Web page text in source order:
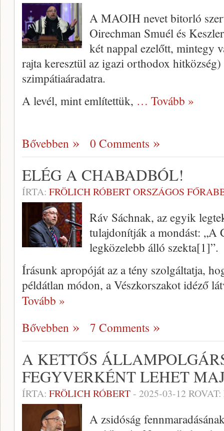
A MAOIH nevet bitorló
Oirechman Smuél és
két nappal ezelőtt, mintegy
rajta keresztül az igazi orthodox
szimpátiaáradatra.
A levél, mint említettük, … Tovább »
Bővebben 0 Comments
ELÉG A CHABADBÓL!
ÍRTA: FRÖLICH RÓBERT ORSZÁGOS
Ráv Sáchnak, az egyik
tulajdonítják a mondást: „A
legközelebb álló szekta[1]”.
Írásunk apropóját az a tény szolgáltatja,
példátlan módon, a Vészkorszakot idéző
Tovább »
Bővebben
7 Comments
A KETTŐS
FEGYVERKÉNT LEHET
ÍRTA: FRÖLICH RÓBERT- 2025-03-12 ROVAT:
A zsidóság